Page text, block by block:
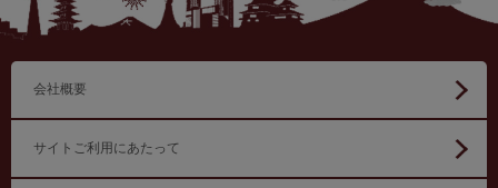
会社概要
サイトご利用にあたって